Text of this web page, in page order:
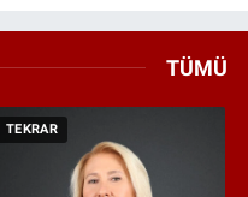
TÜMÜ
TEKRAR